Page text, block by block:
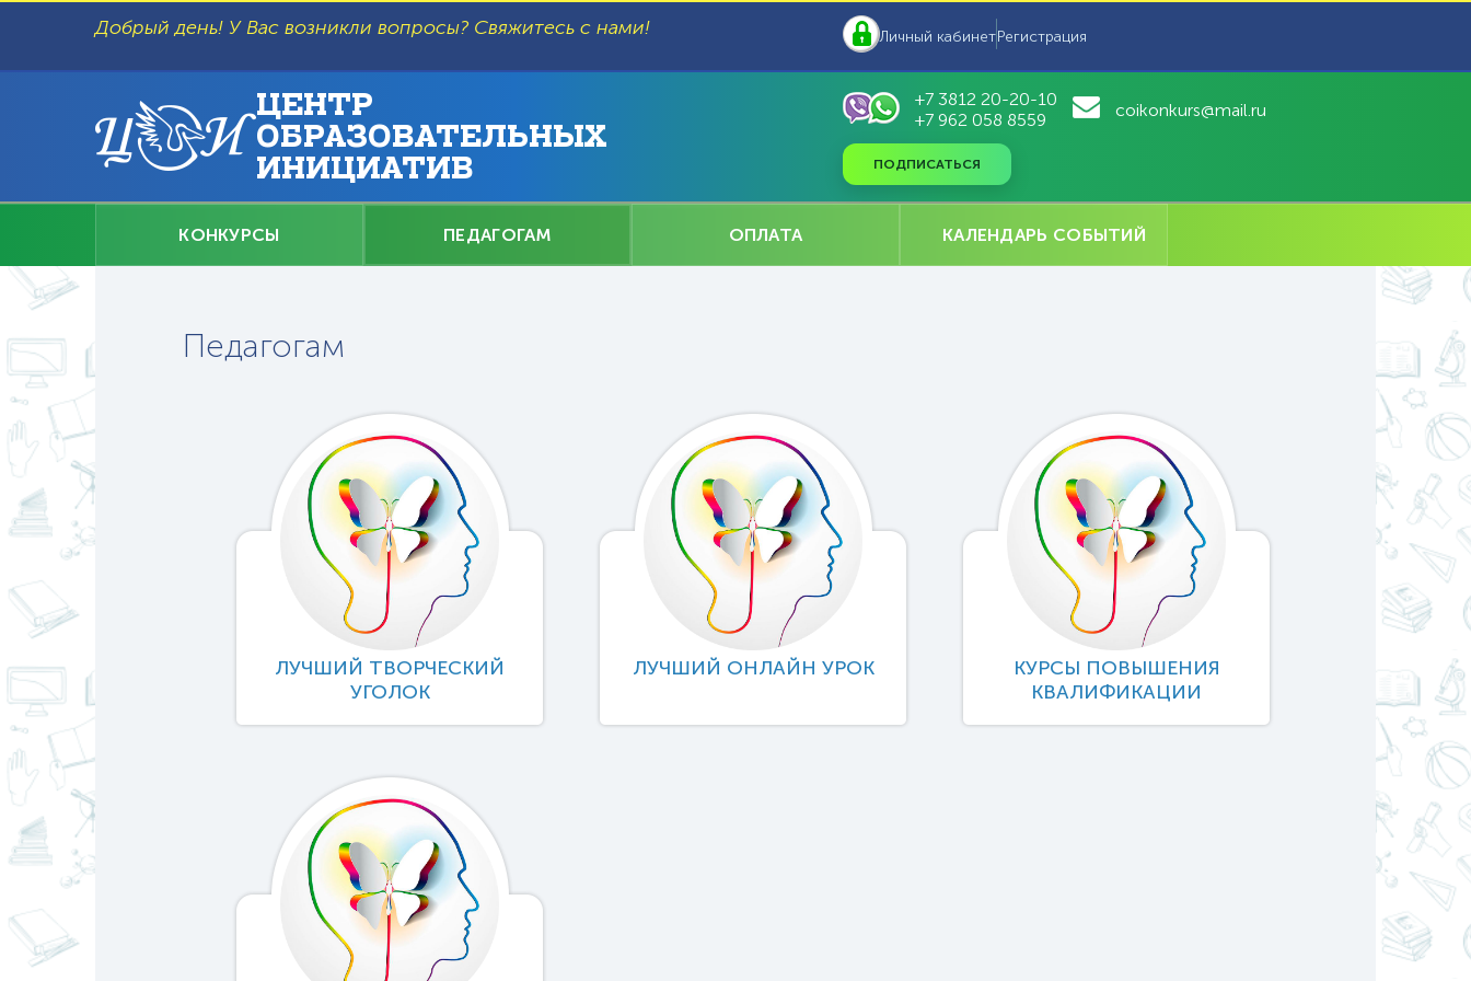
Добрый день! У Вас возникли вопросы? Свяжитесь с нами! Личный кабинетРегистрация
ЦЕНТР
ОБРАЗОВАТЕЛЬНЫХ
ИНИЦИАТИВ
+7 3812 20-20-10
+7 962 058 8559
coikonkurs@mail.ru
ПОДПИСАТЬСЯ
КОНКУРСЫ ПЕДАГОГАМ ОПЛАТА КАЛЕНДАРЬ СОБЫТИЙ
Педагогам
ЛУЧШИЙ ТВОРЧЕСКИЙ
УГОЛОК
ЛУЧШИЙ ОНЛАЙН УРОК
КУРСЫ ПОВЫШЕНИЯ
КВАЛИФИКАЦИИ